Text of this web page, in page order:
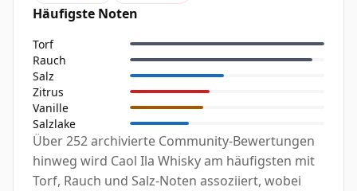
Häufigste Noten
Torf
Rauch
Salz
Zitrus
Vanille
Salzlake
Über 252 archivierte Community-Bewertungen
hinweg wird Caol Ila Whisky am häufigsten mit
Torf, Rauch und Salz-Noten assoziiert, wobei